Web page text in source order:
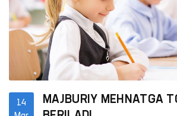
14
MAJBURIY MEHNATGA